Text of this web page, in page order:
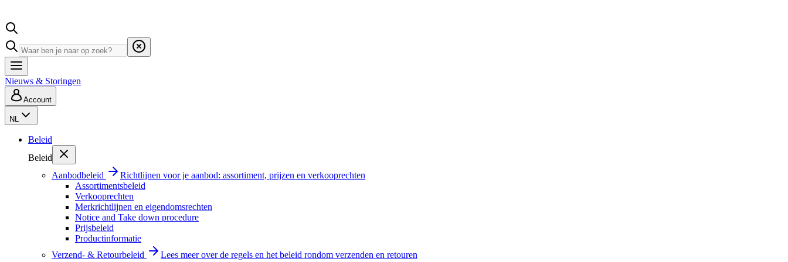
Nieuws & Storingen
Account
NL
Beleid
Beleid
Aanbodbeleid
Richtlijnen voor je aanbod: assortiment, prijzen en verkooprechten
Assortimentsbeleid
Verkooprechten
Merkrichtlijnen en eigendomsrechten
Notice and Take down procedure
Prijsbeleid
Productinformatie
Verzend- & Retourbeleid
Lees meer over de regels en het beleid rondom verzenden en retouren